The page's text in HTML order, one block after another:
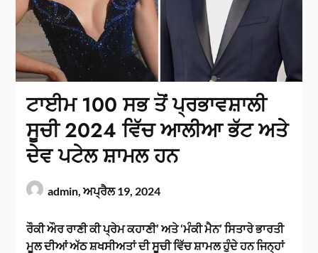
ਟਾਈਮ 100 ਸਭ ਤੋਂ ਪ੍ਰਭਾਵਸ਼ਾਲੀ
ਸੂਚੀ 2024 ਵਿੱਚ ਆਲੀਆ ਭੱਟ ਅਤੇ
ਦੇਵ ਪਟੇਲ ਸ਼ਾਮਲ ਹਨ
admin,ਅਪ੍ਰੈਲ 19, 2024
ਰੌਕੀ ਔਰ ਰਾਣੀ ਕੀ ਪ੍ਰੇਮ ਕਹਾਣੀ’ ਅਤੇ ‘ਮੰਕੀ ਮੈਨ’ ਸਿਤਾਰੇ ਭਾਰਤੀ
ਮੂਲ ਦੀਆਂ ਅੱਠ ਸ਼ਖਸੀਅਤਾਂ ਦੀ ਸੂਚੀ ਵਿੱਚ ਸ਼ਾਮਲ ਹੁੰਦੇ ਹਨ ਜਿਨ੍ਹਾਂ